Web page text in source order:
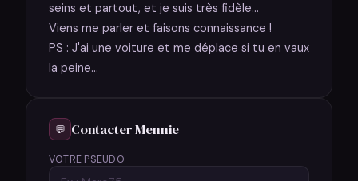
seins et partout, et je suis très fidèle...
Viens me parler et faisons connaissance !
PS : J'ai une voiture et me déplace si tu en vaux
la peine...
💬 Contacter Mennie
VOTRE PSEUDO